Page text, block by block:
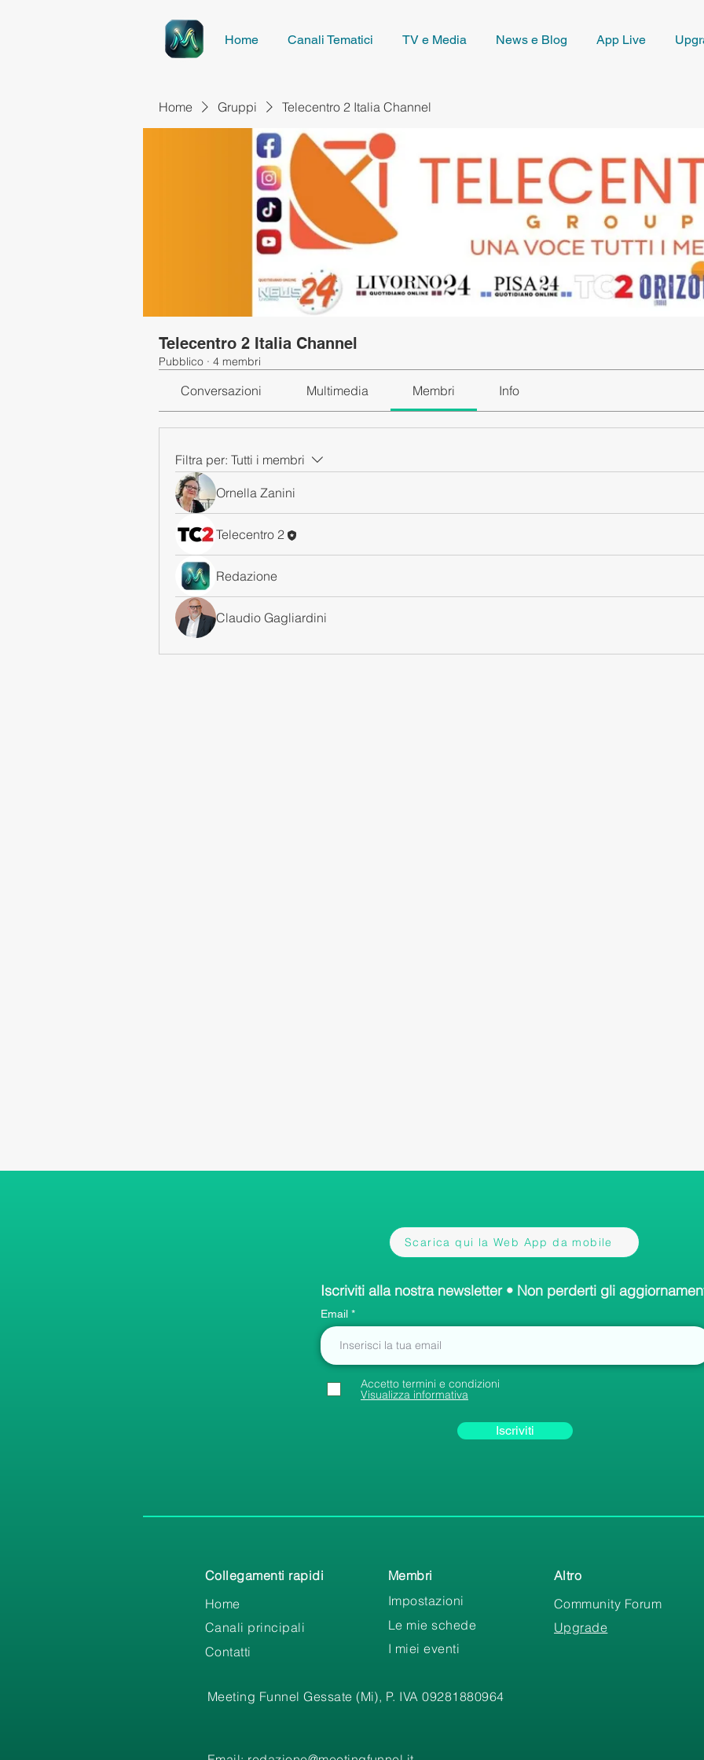
Home Canali Tematici TV e Media News e Blog App Live
Home Gruppi Telecentro 2 Italia Channel
Telecentro 2 Italia Channel
Pubblico · 4 membri
Conversazioni Multimedia Membri Info
Filtra per: Tutti i membri
Ornella Zanini
Telecentro 2
Redazione
Claudio Gagliardini
Scarica qui la Web App da mobile
Iscriviti alla nostra newsletter • Non perderti gli
Email
Accetto termini e condizioni
Visualizza informativa
Iscriviti
Collegamenti rapidi
Home
Canali principali
Contatti
Membri
Impostazioni
Le mie schede
I miei eventi
Altro
Community Forum
Upgrade
Meeting Funnel Gessate (Mi), P. IVA 09281880964